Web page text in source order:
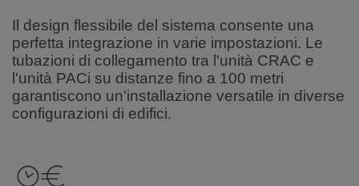
Il design flessibile del sistema consente una
perfetta integrazione in varie impostazioni. Le
tubazioni di collegamento tra l'unità CRAC e
l'unità PACi su distanze fino a 100 metri
garantiscono un'installazione versatile in diverse
configurazioni di edifici.